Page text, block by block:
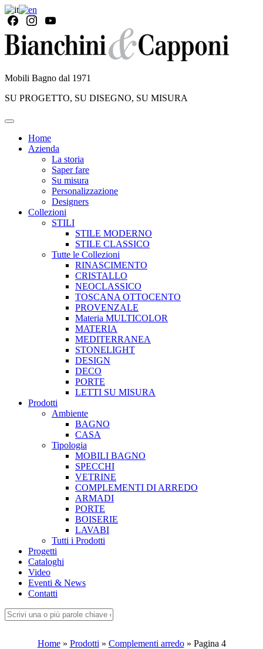
Mobili Bagno dal 1971
SU PROGETTO, SU DISEGNO, SU MISURA
Home
Azienda
La storia
Saper fare
Su misura
Personalizzazione
Designers
Collezioni
STILI
STILE MODERNO
STILE CLASSICO
Tutte le Collezioni
RINASCIMENTO
CRISTALLO
NEOCLASSICO
TOSCANA OTTOCENTO
PROVENZALE
Materia MULTICOLOR
MATERIA
MEDITERRANEA
STONELIGHT
DESIGN
DECO
PORTE
LETTI SU MISURA
Prodotti
Ambiente
BAGNO
CASA
Tipologia
MOBILI BAGNO
SPECCHI
VETRINE
COMPLEMENTI DI ARREDO
ARMADI
PORTE
BOISERIE
LAVABI
Tutti i Prodotti
Progetti
Cataloghi
Video
Eventi & News
Contatti
Home» Prodotti » Complementi arredo» Pagina 4